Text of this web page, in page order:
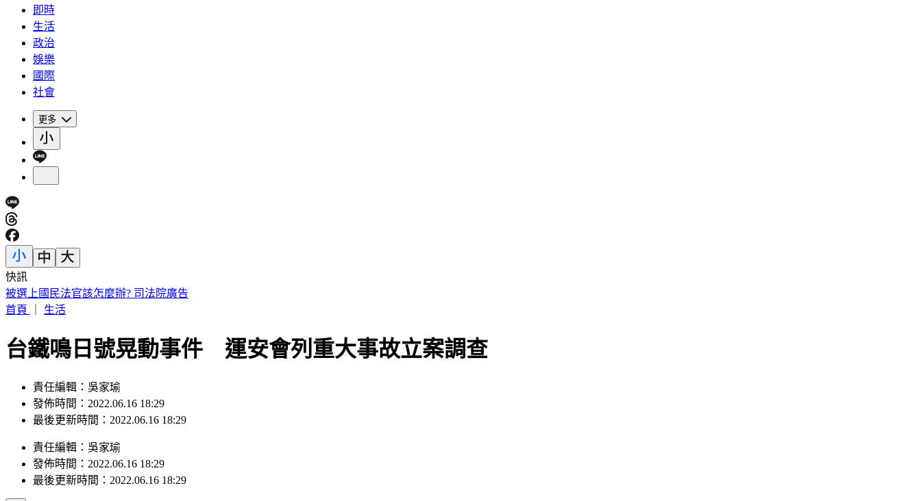
即時
生活
政治
娛樂
國際
社會
更多
快訊
被選上國民法官該怎麼辦? 司法院廣告
首頁
生活
台鐵鳴日號晃動事件 運安會列重大事故立案調查
責任編輯：吳家瑜
發佈時間：2022.06.16 18:29
最後更新時間：2022.06.16 18:29
責任編輯 ： 吳家瑜
發佈時間： 2022.06.16 18:29
最後更新時間： 2022.06.16 18:29